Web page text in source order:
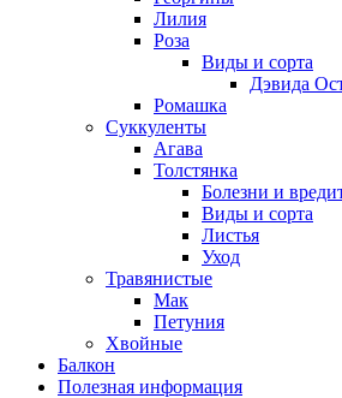
Лилия
Роза
Виды и сорта
Дэвида
Ромашка
Суккуленты
Агава
Толстянка
Болезни и
Виды и сорта
Листья
Уход
Травянистые
Мак
Петуния
Хвойные
Балкон
Полезная информация